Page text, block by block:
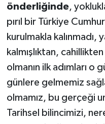
önderliğinde,
pırıl bir Türkiye
kurulmakla kalınmadı,
kalmışlıktan,
olmanın ilk adımları o
günlere gelmemiz
olmamız, bu gerçeği
Tarihsel bilincimizi,